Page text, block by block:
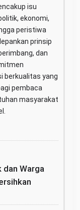
isu
ekonomi,
peristiwa
prinsip
dan
berkualitas yang
pembaca
masyarakat
dan Warga